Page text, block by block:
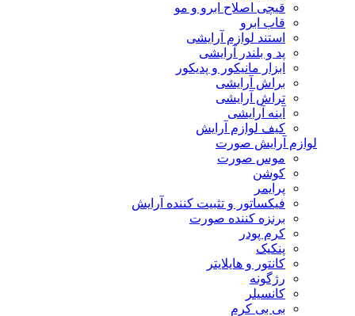
قیچی اصلاح ابرو و مو
قاب ابرو
استند لوازم آرایشی
پد و بلندر آرایشی
ابزار مانیکور و پدیکور
براش آرایشی
تراش آرایشی
آینه آرایشی
کیف لوازم آرایش
لوازم آرایش صورت
موس صورت
کوشن
پرایمر
فیکساتور و تثبیت کننده آرایش
برنزه کننده صورت
کرم پودر
پنکیک
کانتور و هایلایتر
رژگونه
کانسیلر
بی بی کرم